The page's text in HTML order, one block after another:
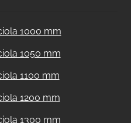
1000 mm
1050 mm
1100 mm
1200 mm
1300 mm